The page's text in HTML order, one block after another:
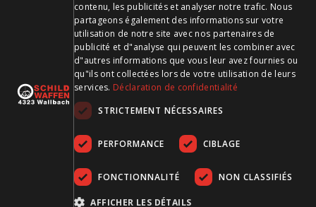
Visitez-nous sur les médias sociaux et restez à jour !
FRENCH
contenu, les publicités et analyser notre trafic. Nous
partageons également des informations sur votre
utilisation de notre site avec nos partenaires de
publicité et d"analyse qui peuvent les combiner avec
d"autres informations que vous leur avez fournies ou
qu"ils ont collectées lors de votre utilisation de leurs
services. Déclaration de confidentialité
STRICTEMENT NÉCESSAIRES
PERFORMANCE CIBLAGE
FONCTIONNALITÉ NON CLASSIFIÉS
AFFICHER LES DÉTAILS